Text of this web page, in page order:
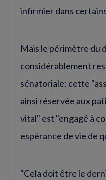
infirmier dans
Mais le périmètre du
considérablement
sénatoriale: cette
ainsi réservée aux
vital" est "engagé à
espérance de vie de
"Cela doit être le